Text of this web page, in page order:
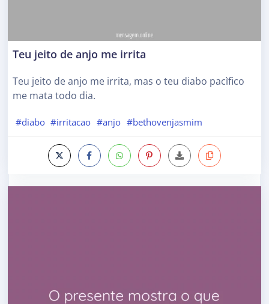
Teu jeito de anjo me irrita
Teu jeito de anjo me irrita, mas o teu diabo pacìfico
me mata todo dia.
#diabo #irritacao #anjo #bethovenjasmim